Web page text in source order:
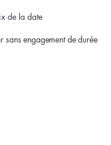
de la date
sans engagement de durée